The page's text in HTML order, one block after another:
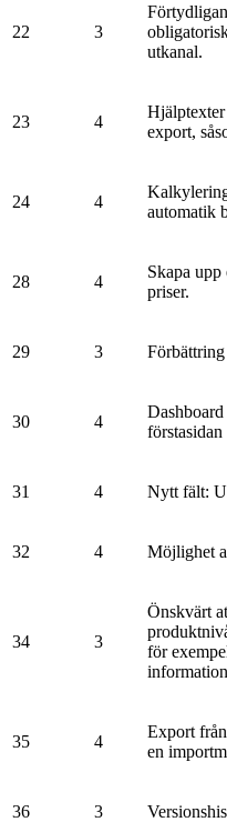
22 3
utkanal.
23 4
export,
24 4
automatik
28 4
Skapa upp
priser.
29 3
30 4
förstasidan
31 4 Nytt fält:
32 4 Möjlighet
34 3
Önskvärt
för
35 4
Export
en
36 3